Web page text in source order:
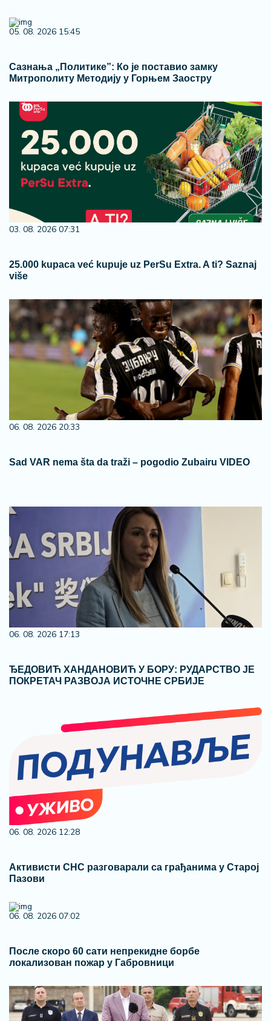
05. 08. 2026 15:45
Сазнања „Политике”: Ко је поставио замку
Митрополиту Методију у Горњем Заостру
03. 08. 2026 07:31
25.000 kupaca već kupuje uz PerSu Extra. A ti? Saznaj
više
06. 08. 2026 20:33
Sad VAR nema šta da traži – pogodio Zubairu VIDEO
06. 08. 2026 17:13
ЂЕДОВИЋ ХАНДАНОВИЋ У БОРУ: РУДАРСТВО ЈЕ
ПОКРЕТАЧ РАЗВОЈА ИСТОЧНЕ СРБИЈЕ
06. 08. 2026 12:28
Активисти СНС разговарали са грађанима у Старој
Пазови
06. 08. 2026 07:02
После скоро 60 сати непрекидне борбе
локализован пожар у Габровници